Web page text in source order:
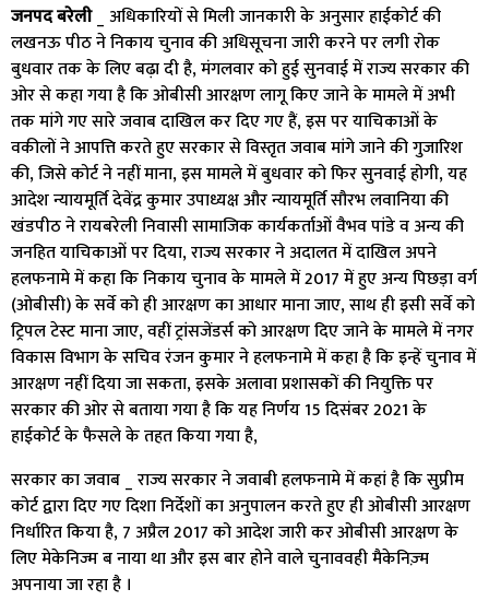
जनपद बरेली_ अधिकारियों से मिली जानकारी के अनुसार हाईकोर्ट की
लखनऊ पीठ ने निकाय चुनाव की अधिसूचना जारी करने पर लगी रोक
बुधवार तक के लिए बढ़ा दी है, मंगलवार को हुई सुनवाई में राज्य सरकार की
ओर से कहा गया है कि ओबीसी आरक्षण लागू किए जाने के मामले में अभी
तक मांगे गए सारे जवाब दाखिल कर दिए गए हैं, इस पर याचिकाओं के
वकीलों ने आपत्ति करते हुए सरकार से विस्तृत जवाब मांगे जाने की गुजारिश
की, जिसे कोर्ट ने नहीं माना, इस मामले में बुधवार को फिर सुनवाई होगी, यह
आदेश न्यायमूर्ति देवेंद्र कुमार उपाध्यक्ष और न्यायमूर्ति सौरभ लवानिया की
खंडपीठ ने रायबरेली निवासी सामाजिक कार्यकर्ताओं वैभव पांडे व अन्य की
जनहित याचिकाओं पर दिया, राज्य सरकार ने अदालत में दाखिल अपने
हलफनामे में कहा कि निकाय चुनाव के मामले में 2017 में हुए अन्य पिछड़ा वर्ग
(ओबीसी) के सर्वे को ही आरक्षण का आधार माना जाए, साथ ही इसी सर्वे को
ट्रिपल टेस्ट माना जाए, वहीं ट्रांसजेंडर्स को आरक्षण दिए जाने के मामले में नगर
विकास विभाग के सचिव रंजन कुमार ने हलफनामे में कहा है कि इन्हें चुनाव में
आरक्षण नहीं दिया जा सकता, इसके अलावा प्रशासकों की नियुक्ति पर
सरकार की ओर से बताया गया है कि यह निर्णय 15 दिसंबर 2021 के
हाईकोर्ट के फैसले के तहत किया गया है,
सरकार का जवाब _ राज्य सरकार ने जवाबी हलफनामे में कहां है कि सुप्रीम
कोर्ट द्वारा दिए गए दिशा निर्देशों का अनुपालन करते हुए ही ओबीसी आरक्षण
निर्धारित किया है, 7 अप्रैल 2017 को आदेश जारी कर ओबीसी आरक्षण के
लिए मेकेनिज्म ब नाया था और इस बार होने वाले चुनाववही मैकेनिज़्म
अपनाया जा रहा है ।